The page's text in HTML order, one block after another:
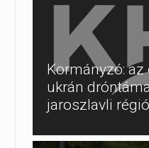
Kormányzó:
ukrán
jaroszlavli